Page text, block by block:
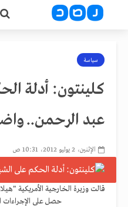
سياسة
كلينتون: أدلة
عبد الرحمن..
الإثنين، 2 يوليو 2012، 10:31 ص
قالت وزيرة الخارجية الأمريكية
حصل على الإجراءات